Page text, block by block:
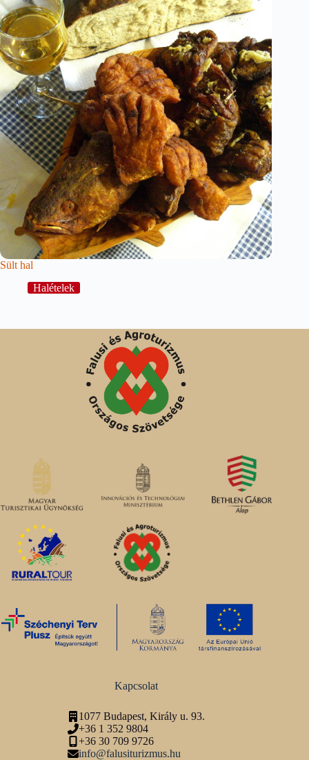
Sült hal
Halételek
Kapcsolat
1077 Budapest, Király u. 93.
+36 1 352 9804
+36 30 709 9726
info@falusiturizmus.hu